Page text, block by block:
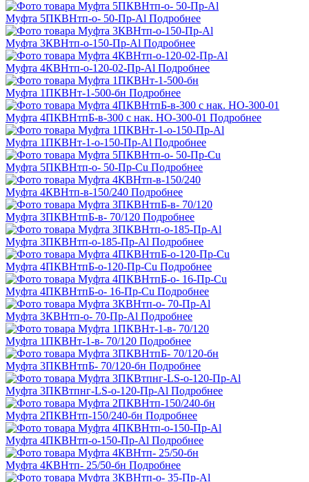
Муфта 5ПКВНтп-о- 50-Пр-Al Подробнее
Муфта 3КВНтп-о-150-Пр-Al Подробнее
Муфта 4КВНтп-о-120-02-Пр-Al Подробнее
Муфта 1ПКВНт-1-500-бн Подробнее
Муфта 4ПКВНтпБ-в-300 с нак. НО-300-01 Подробнее
Муфта 1ПКВНт-1-о-150-Пр-Al Подробнее
Муфта 5ПКВНтп-о- 50-Пр-Cu Подробнее
Муфта 4КВНтп-в-150/240 Подробнее
Муфта 3ПКВНтпБ-в- 70/120 Подробнее
Муфта 3ПКВНтп-о-185-Пр-Al Подробнее
Муфта 4ПКВНтпБ-о-120-Пр-Cu Подробнее
Муфта 4ПКВНтпБ-о- 16-Пр-Cu Подробнее
Муфта 3КВНтп-о- 70-Пр-Al Подробнее
Муфта 1ПКВНт-1-в- 70/120 Подробнее
Муфта 3ПКВНтпБ- 70/120-бн Подробнее
Муфта 3ПКВтпнг-LS-о-120-Пр-Al Подробнее
Муфта 2ПКВНтп-150/240-бн Подробнее
Муфта 4ПКВНтп-о-150-Пр-Al Подробнее
Муфта 4КВНтп- 25/50-бн Подробнее